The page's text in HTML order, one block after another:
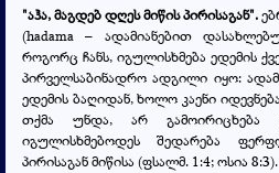
"აჰა, მაგდებ დღეს მიწის პირისაგან".
(hadama – ადამიანებით
როგორც ჩანს, იგულისხმება ედემის
პირველსაბინადრო ადგილი იყო:
ედემის ბაღიდან, ხოლო კაენი
თქმა უნდა, არ გამოირიცხება
იგულისხმებოდეს შედარება
პირისაგან მიწისა (ფსალმ. 1:4; ოსია 8:3).